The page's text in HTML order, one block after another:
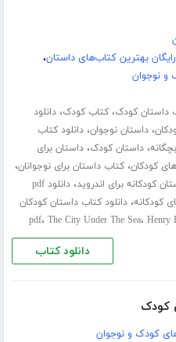
رایگان بهترین کتاب‌های داستان،
و نوجوان
داستان کودک،کتاب کودک،دانلود
،داستان نوجوان،دانلود کتاب
،داستان کودک،داستان برای
کودکان،کتاب داستان برای نوجوانان،
کودکانه برای اندروید،
دانلود pdf
کودکانه،دانلود کتاب داستان کودکان
، The City Under The Sea، Henry
دانلود کتاب
کودک
کودک و نوجوان